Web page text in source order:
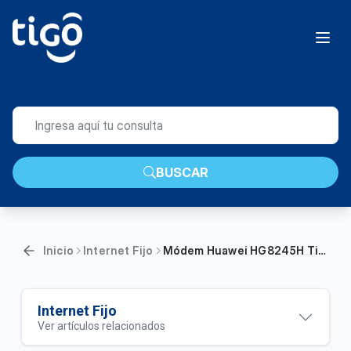
BUSCAR
Inicio Internet Fijo Módem Huawei HG8245H Tigo | General
Internet Fijo
Ver artículos relacionados